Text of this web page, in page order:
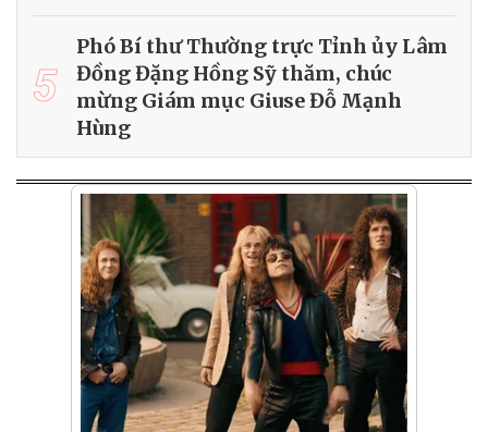
5
Phó Bí thư Thường trực Tỉnh ủy Lâm
Đồng Đặng Hồng Sỹ thăm, chúc
mừng Giám mục Giuse Đỗ Mạnh
Hùng